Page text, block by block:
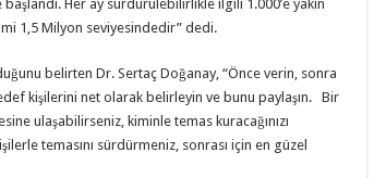
Her ay sürdürülebilirlikle ilgili 1.000’e yakın
1,5 Milyon seviyesindedir” dedi.
belirten Dr. Sertaç Doğanay, “Önce verin, sonra
kişilerini net olarak belirleyin ve bunu paylaşın. Bir
ulaşabilirseniz, kiminle temas kuracağınızı
temasını sürdürmeniz, sonrası için en güzel